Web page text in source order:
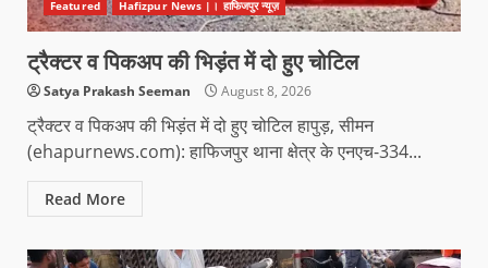
Featured Hafizpur News |। हाफिजपुर न्यूज़
ट्रैक्टर व पिकअप की भिड़ंत में दो हुए चोटिल
Satya Prakash Seeman August 8, 2026
ट्रैक्टर व पिकअप की भिड़ंत में दो हुए चोटिल हापुड़, सीमन
(ehapurnews.com): हाफिजपुर थाना क्षेत्र के एनएच-334...
Read More